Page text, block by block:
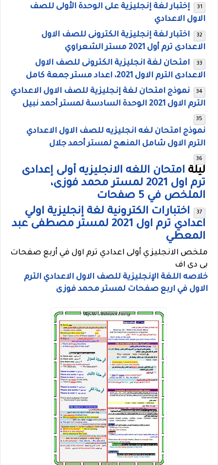
إختبار لغة إنجليزية على الوحدة الأولى للصف
الاول الاعدادي
اختبار لغة إنجليزية الكترونى للصف الاول
الاعدادى ترم أول 2021 مستر الشعراوي
امتحان لغة انجليزية الكترونى للصف الاول
الاعدادى الترم الاول 2021، اعداد مستر جمعة كامل
نموذج امتحان لغة إنجليزية للصف الاول الاعدادي
الترم الاول 2021 الوحدة السادسة لمستر أحمد نبيل
نموذج امتحان لغه انجليزيه للصف الاول الاعدادي
الترم الاول شامل المنهج لمستر أحمد جلال
ليلة امتحان اللغه الانجليزيه أولى إعدادى
ترم اول 2021 لمستر محمد فوزى،
الملخص في 5 صفحات
اختبارات الكترونية لغة إنجليزية اولي
اعدادي ترم اول 2021 لمستر مصطفى عبد
المعطي
ملخص الانجليزي أولى اعدادي ترم اول في أربع صفحات
بى دى اف
خلاصه اللغة الإنجليزية للصف الاول الاعدادي الترم
الاول في اربع صفحات لمستر محمد فوزى